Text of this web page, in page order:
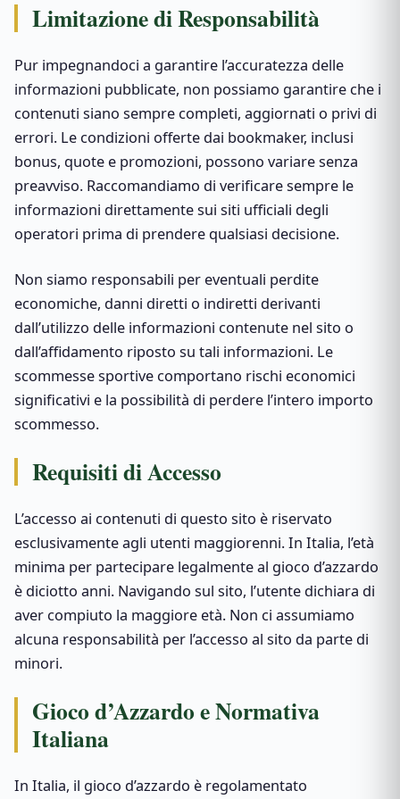
Limitazione di Responsabilità
Pur impegnandoci a garantire l’accuratezza delle
informazioni pubblicate, non possiamo garantire che i
contenuti siano sempre completi, aggiornati o privi di
errori. Le condizioni offerte dai bookmaker, inclusi
bonus, quote e promozioni, possono variare senza
preavviso. Raccomandiamo di verificare sempre le
informazioni direttamente sui siti ufficiali degli
operatori prima di prendere qualsiasi decisione.
Non siamo responsabili per eventuali perdite
economiche, danni diretti o indiretti derivanti
dall’utilizzo delle informazioni contenute nel sito o
dall’affidamento riposto su tali informazioni. Le
scommesse sportive comportano rischi economici
significativi e la possibilità di perdere l’intero importo
scommesso.
Requisiti di Accesso
L’accesso ai contenuti di questo sito è riservato
esclusivamente agli utenti maggiorenni. In Italia, l’età
minima per partecipare legalmente al gioco d’azzardo
è diciotto anni. Navigando sul sito, l’utente dichiara di
aver compiuto la maggiore età. Non ci assumiamo
alcuna responsabilità per l’accesso al sito da parte di
minori.
Gioco d’Azzardo e Normativa
Italiana
In Italia, il gioco d’azzardo è regolamentato